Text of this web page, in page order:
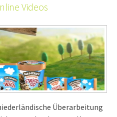
Videos
Überarbeitung